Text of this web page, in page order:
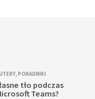
, PORADNIKI
tło podczas
Teams?